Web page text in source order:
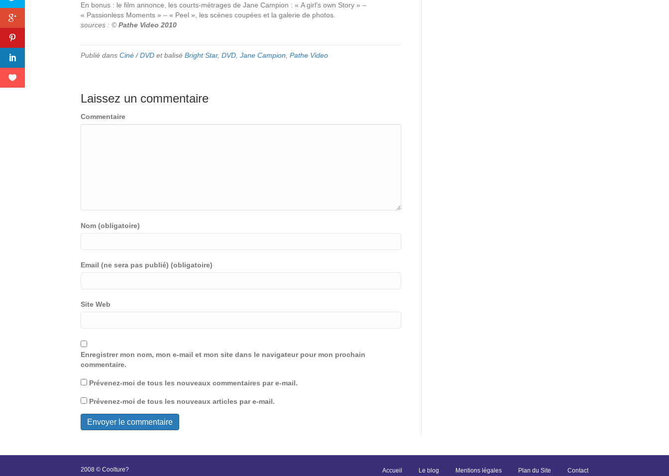
En bonus : le film annonce, les courts-métrages de Jane Campion : « A girl’s own Story » –
« Passionless Moments » – « Peel », les scènes coupées et la galerie de photos.
sources : ©Pathe Video 2010
Publié dans Ciné / DVD et balisé Bright Star, DVD Jane Campion Pathe Video
Laissez un commentaire
Commentaire
Nom (obligatoire)
Email (ne sera pas publié) (obligatoire)
Site Web
Enregistrer mon nom, mon e-mail et mon site dans le navigateur pour mon prochain
commentaire.
Prévenez-moi de tous les nouveaux commentaires par e-mail.
Prévenez-moi de tous les nouveaux articles par e-mail.
2008 © Coolture? Accueil Le blog Mentions légales Plan du Site Contact